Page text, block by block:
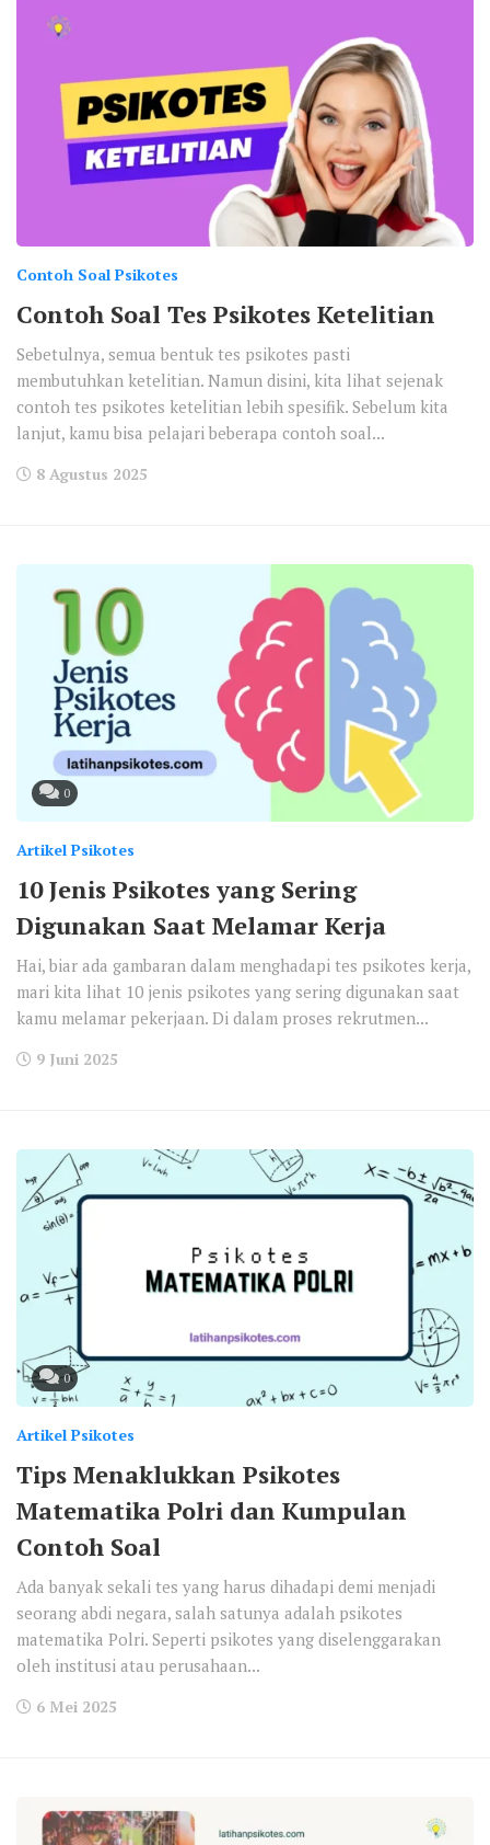
Contoh Soal Psikotes
Contoh Soal Tes Psikotes Ketelitian
Sebetulnya, semua bentuk tes psikotes pasti
membutuhkan ketelitian. Namun disini, kita lihat sejenak
contoh tes psikotes ketelitian lebih spesifik. Sebelum kita
lanjut, kamu bisa pelajari beberapa contoh soal...
8 Agustus 2025
0
Artikel Psikotes
10 Jenis Psikotes yang Sering
Digunakan Saat Melamar Kerja
Hai, biar ada gambaran dalam menghadapi tes psikotes kerja,
mari kita lihat 10 jenis psikotes yang sering digunakan saat
kamu melamar pekerjaan. Di dalam proses rekrutmen...
9 Juni 2025
0
Artikel Psikotes
Tips Menaklukkan Psikotes
Matematika Polri dan Kumpulan
Contoh Soal
Ada banyak sekali tes yang harus dihadapi demi menjadi
seorang abdi negara, salah satunya adalah psikotes
matematika Polri. Seperti psikotes yang diselenggarakan
oleh institusi atau perusahaan...
6 Mei 2025